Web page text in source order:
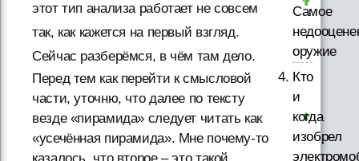
этот тип анализа работает не совсем
так, как кажется на первый взгляд.
Сейчас разберёмся, в чём там дело.
Перед тем как перейти к смысловой
части, уточню, что далее по тексту
везде «пирамида» следует читать как
«усечённая пирамида». Мне почему-то
Самое
оружие
Кто
и
когда
изобрел